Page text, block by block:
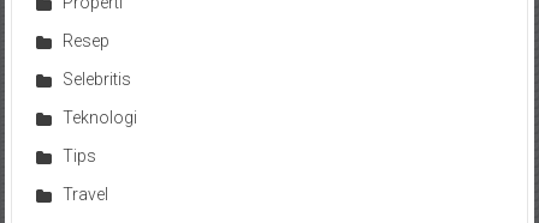
Resep
Selebritis
Teknologi
Tips
Travel